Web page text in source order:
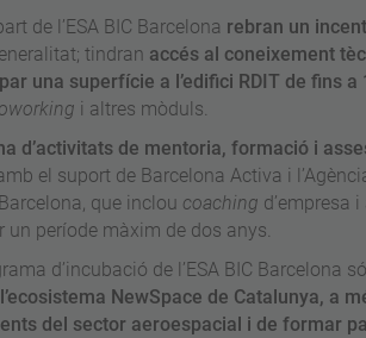
de l’ESA BIC Barcelona rebran un
tindran accés al coneixement
una superfície a l’edifici RDIT de fins a
i altres mòduls.
d’activitats de mentoria, formació i
el suport de Barcelona Activa i
que inclou coaching d’empresa
un període màxim de dos anys.
d’incubació de l’ESA BIC Barcelona
NewSpace de Catalunya, a
del sector aeroespacial i de formar